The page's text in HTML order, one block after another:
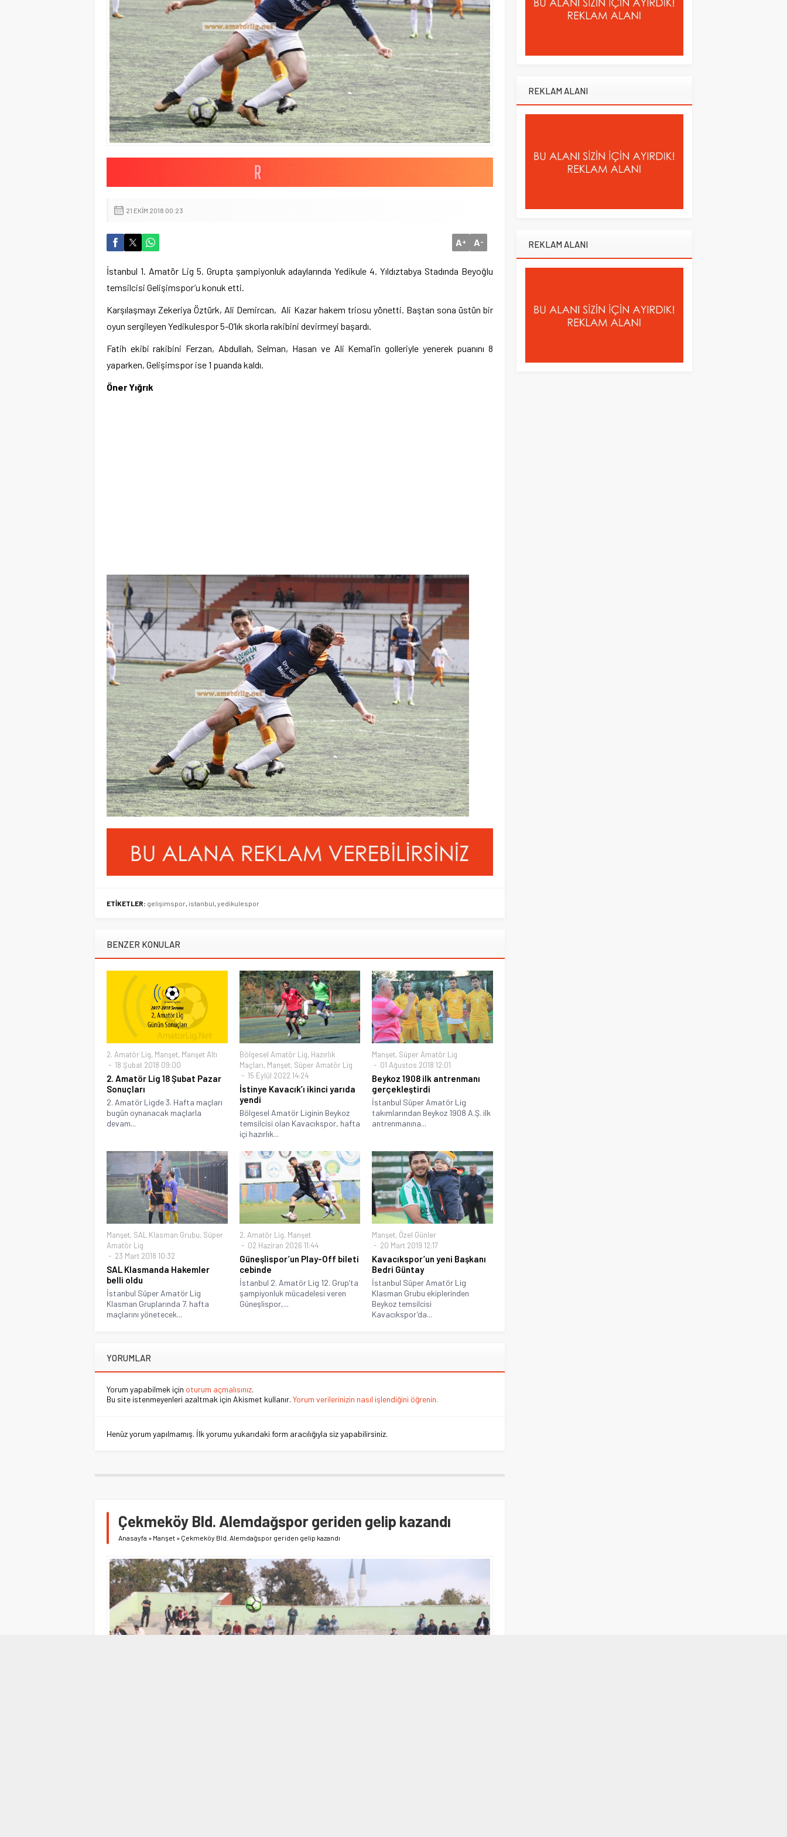
21 EKIM 2018 00:23
A+ A-
İstanbul 1. Amatör Lig 5. Grupta şampiyonluk adaylarında Yedikule 4. Yıldıztabya Stadında Beyoğlu
temsilcisi Gelişimspor’u konuk etti.
Karşılaşmayı Zekeriya Öztürk, Ali Demircan, Ali Kazar hakem triosu yönetti. Baştan sona üstün bir
oyun sergileyen Yedikulespor 5-0’lık skorla rakibini devirmeyi başardı.
Fatih ekibi rakibini Ferzan, Abdullah, Selman, Hasan ve Ali Kemal’in golleriyle yenerek puanını 8
yaparken, Gelişimspor ise 1 puanda kaldı.
Öner Yığrık
ETİKETLER: gelişimspor, istanbul, yedikulespor
BENZER KONULAR
2. Amatör Lig, Manşet, Manşet Altı
18 Şubat 2018 09:00
2. Amatör Lig 18 Şubat Pazar
Sonuçları
2. Amatör Ligde 3. Hafta maçları
bugün oynanacak maçlarla
devam...
Bölgesel Amatör Lig, Hazırlık
Maçları, Manşet, Süper Amatör Lig
15 Eylül 2022 14:24
İstinye Kavacık’ı ikinci yarıda
yendi
Bölgesel Amatör Liginin Beykoz
temsilcisi olan Kavacıkspor, hafta
içi hazırlık...
Manşet, Süper Amatör Lig
01 Ağustos 2018 12:01
Beykoz 1908 ilk antrenmanı
gerçekleştirdi
İstanbul Süper Amatör Lig
takımlarından Beykoz 1908 A.Ş. ilk
antrenmanına...
Manşet, SAL Klasman Grubu, Süper
Amatör Lig
23 Mart 2018 10:32
SAL Klasmanda Hakemler
belli oldu
İstanbul Süper Amatör Lig
Klasman Gruplarında 7. hafta
maçlarını yönetecek...
2. Amatör Lig, Manşet
02 Haziran 2026 11:44
Güneşlispor’un Play-Off bileti
cebinde
İstanbul 2. Amatör Lig 12. Grup’ta
şampiyonluk mücadelesi veren
Güneşlispor,...
Manşet, Özel Günler
20 Mart 2019 12:17
Kavacıkspor’un yeni Başkanı
Bedri Güntay
İstanbul Süper Amatör Lig
Klasman Grubu ekiplerinden
Beykoz temsilcisi
Kavacıkspor’da...
YORUMLAR
Yorum yapabilmek için oturum açmalısınız.
Bu site istenmeyenleri azaltmak için Akismet kullanır. Yorum verilerinizin nasıl işlendiğini öğrenin.
Henüz yorum yapılmamış. İlk yorumu yukarıdaki form aracılığıyla siz yapabilirsiniz.
Çekmeköy Bld. Alemdağspor geriden gelip kazandı
Anasayfa » Manşet » Çekmeköy Bld. Alemdağspor geriden gelip kazandı
REKLAM ALANI
REKLAM ALANI